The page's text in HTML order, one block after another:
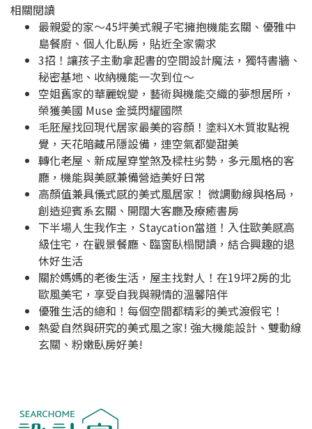
相關閱讀
最親愛的家～45坪美式親子宅擁抱機能玄關、優雅中
島餐廚、個人化臥房，貼近全家需求
3招！讓孩子主動拿起書的空間設計魔法，獨特書牆、
秘密基地、收納機能一次到位～
空姐舊家的華麗蛻變，藝術與機能交織的夢想居所，
榮獲美國 Muse 金獎閃耀國際
毛胚屋找回現代居家最美的容顏！塗料X木質妝點視
覺，天花暗藏吊隱設備，連空氣都變甜美
轉化老屋、新成屋穿堂煞及樑柱劣勢，多元風格的客
廳，機能與美感兼備營造美好日常
高顏值兼具儀式感的美式風居家！ 微調動線與格局，
創造迎賓系玄關、開闊大客廳及療癒書房
下半場人生我作主，Staycation當道！入住歐美感高
級住宅，在觀景餐廳、臨窗臥榻閱讀，結合興趣的退
休好生活
關於媽媽的老後生活，屋主找對人！在19坪2房的北
歐風美宅，享受自我與親情的溫馨陪伴
優雅生活的總和！每個空間都精彩的美式渡假宅！
熱愛自然與研究的美式風之家! 強大機能設計、雙動線
玄關、粉嫩臥房好美!